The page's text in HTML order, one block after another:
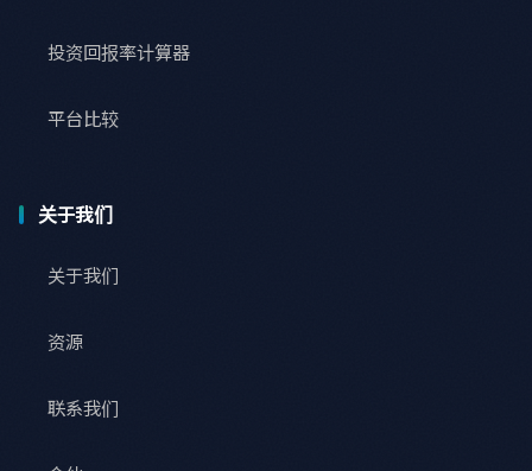
投资回报率计算器
平台比较
关于我们
关于我们
资源
联系我们